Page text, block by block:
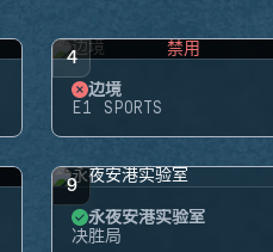
4 禁用
边境
E1 SPORTS
9
永夜安港实验室
决胜局